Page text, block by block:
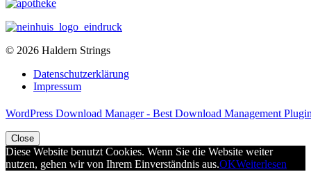
© 2026 Haldern Strings
Datenschutzerklärung
Impressum
WordPress Download Manager - Best Download Management
Close
Diese Website benutzt Cookies. Wenn Sie die Website weiter
nutzen, gehen wir von Ihrem Einverständnis aus.OKWeiterlesen